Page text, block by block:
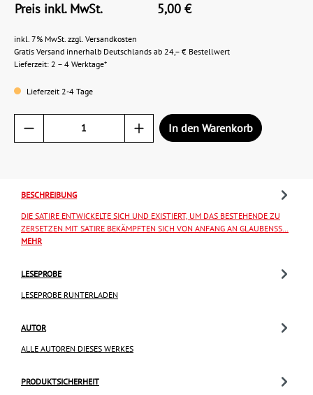
Preis inkl. MwSt. 5,00 €
inkl. 7% MwSt. zzgl. Versandkosten
Gratis Versand innerhalb Deutschlands ab 24,– € Bestellwert
Lieferzeit: 2 – 4 Werktage*
Lieferzeit 2-4 Tage
In den Warenkorb
BESCHREIBUNG
DIE SATIRE ENTWICKELTE SICH UND EXISTIERT, UM DAS BESTEHENDE ZU
ZERSETZEN.MIT SATIRE BEKÄMPFTEN SICH VON ANFANG AN GLAUBENSS…
MEHR
LESEPROBE
LESEPROBE RUNTERLADEN
AUTOR
ALLE AUTOREN DIESES WERKES
PRODUKTSICHERHEIT